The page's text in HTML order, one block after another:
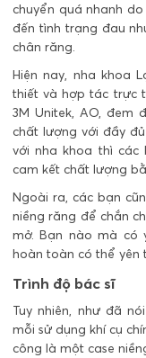
chuyển quá nhanh
đến tình trạng đau
chân răng.
Hiện nay, nha khoa
thiết và hợp tác trực
3M Unitek, AO, đem
chất lượng với đầy
với nha khoa thì các
cam kết chất lượng
Ngoài ra, các bạn
niềng răng để chắn
mở. Bạn nào mà có
hoàn toàn có thể yên
Trình độ bác sĩ
Tuy nhiên, như đã
mỗi sử dụng khí cụ
công là một case